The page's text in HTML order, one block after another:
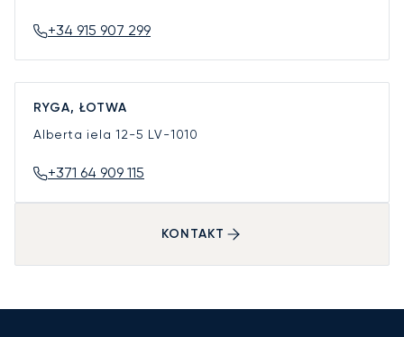
+34 915 907 299
RYGA, ŁOTWA
Alberta iela 12-5 LV-1010
+371 64 909 115
KONTAKT